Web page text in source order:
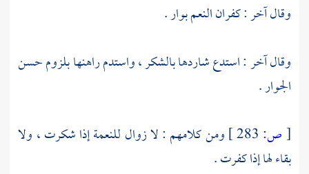
وقال آخر : كفران النعم بوار .
وقال آخر : استدع شاردها بالشكر ، واستدم راهنها بلزوم حسن
الجوار .
[ص:
ومن كلامهم : لا زوال للنعمة إذا شكرت ، ولا
بقاء لها إذا كفرت .